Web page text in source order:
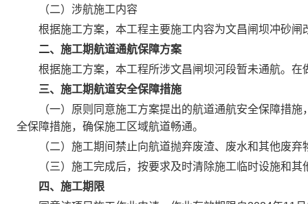
（二）涉航施工内容
根据施工方案，本工程主要施工内容为文昌闸坝冲砂闸
二、施工期航道通航保障方案
根据施工方案，本工程所涉文昌闸坝河段暂未通航。在
三、施工期航道安全保障措施
（一）原则同意施工方案提出的航道通航安全保障措施
全保障措施，确保施工区域航道畅通。
（二）施工期间禁止向航道抛弃废渣、废水和其他废弃
（三）施工完成后，按要求及时清除施工临时设施和其
四、施工期限